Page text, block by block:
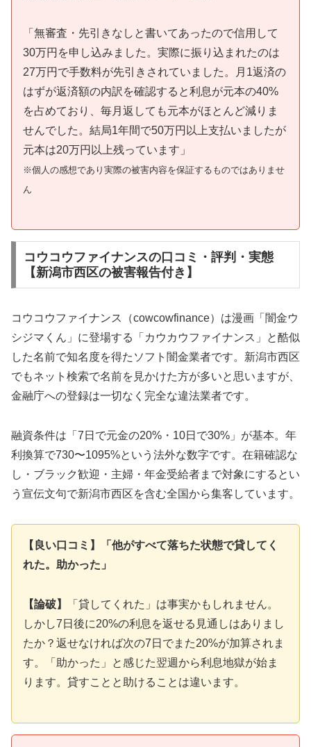
「無審査・先引きなしと書いてあったので信用して
30万円を申し込みました。実際に振り込まれたのは
27万円で手数料が先引きされていました。月1返済の
はずが返済額の内訳を確認すると利息が元本の40%
を占めており、毎月返しても元本がほとんど減りま
せんでした。結局1年間で50万円以上支払いましたが
元本は20万円以上残っています」
※個人の感想であり実際の被害内容を保証するものではありませ
ん
コウコウファイナンスの口コミ・評判・実態
【新潟市西区の被害報告付き】
コウコウファイナンス（cowcowfinance）は漫画「闇金ウ
シジマくん」に登場する「カウカウファイナンス」と酷似
した名前で知名度を得たソフト闇金業者です。新潟市西区
でもネット検索で名前を見かけた方が多いと思いますが、
金融庁への登録は一切なく完全な違法業者です。
融資条件は「7日で元金の20%・10日で30%」が基本。年
利換算で730〜1095%という法外な数字です。在籍確認な
し・ブラック歓迎・主婦・年金受給者まで対象にするとい
う宣伝文句で新潟市西区を含む全国から集客しています。
【良い口コミ】「他がすべて落ちた状態で貸してく
れた。助かった」
【論破】
「貸してくれた」は事実かもしれません。
しかし7日後に20%の利息を返せる見通しはありまし
たか？返せなければ次の7日でまた20%が加算されま
す。「助かった」と感じた翌週から利息地獄が始ま
ります。貸すことと助けることは違います。